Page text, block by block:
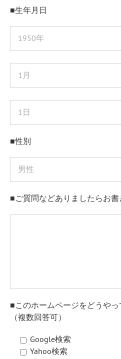
■生年月日
■性別
■ご質問などありましたらお
■このホームページをどうや
（複数回答可）
Google検索
Yahoo検索